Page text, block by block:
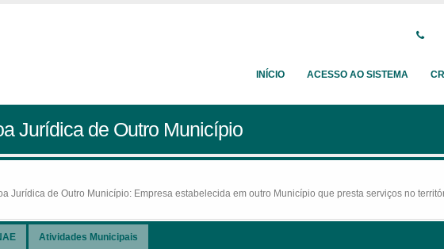
INÍCIO ACESSO AO SISTEMA
Jurídica de Outro Município
Jurídica de Outro Município: Empresa estabelecida em outro Município que presta serviços no
Atividades Municipais